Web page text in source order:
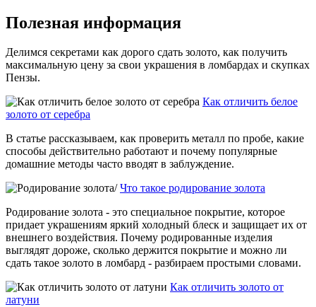
Полезная информация
Делимся секретами как дорого сдать золото, как получить
максимальную цену за свои украшения в ломбардах и скупках
Пензы.
Как отличить белое
золото от серебра
В статье рассказываем, как проверить металл по пробе, какие
способы действительно работают и почему популярные
домашние методы часто вводят в заблуждение.
Что такое родирование золота
Родирование золота - это специальное покрытие, которое
придает украшениям яркий холодный блеск и защищает их от
внешнего воздействия. Почему родированные изделия
выглядят дороже, сколько держится покрытие и можно ли
сдать такое золото в ломбард - разбираем простыми словами.
Как отличить золото от
латуни